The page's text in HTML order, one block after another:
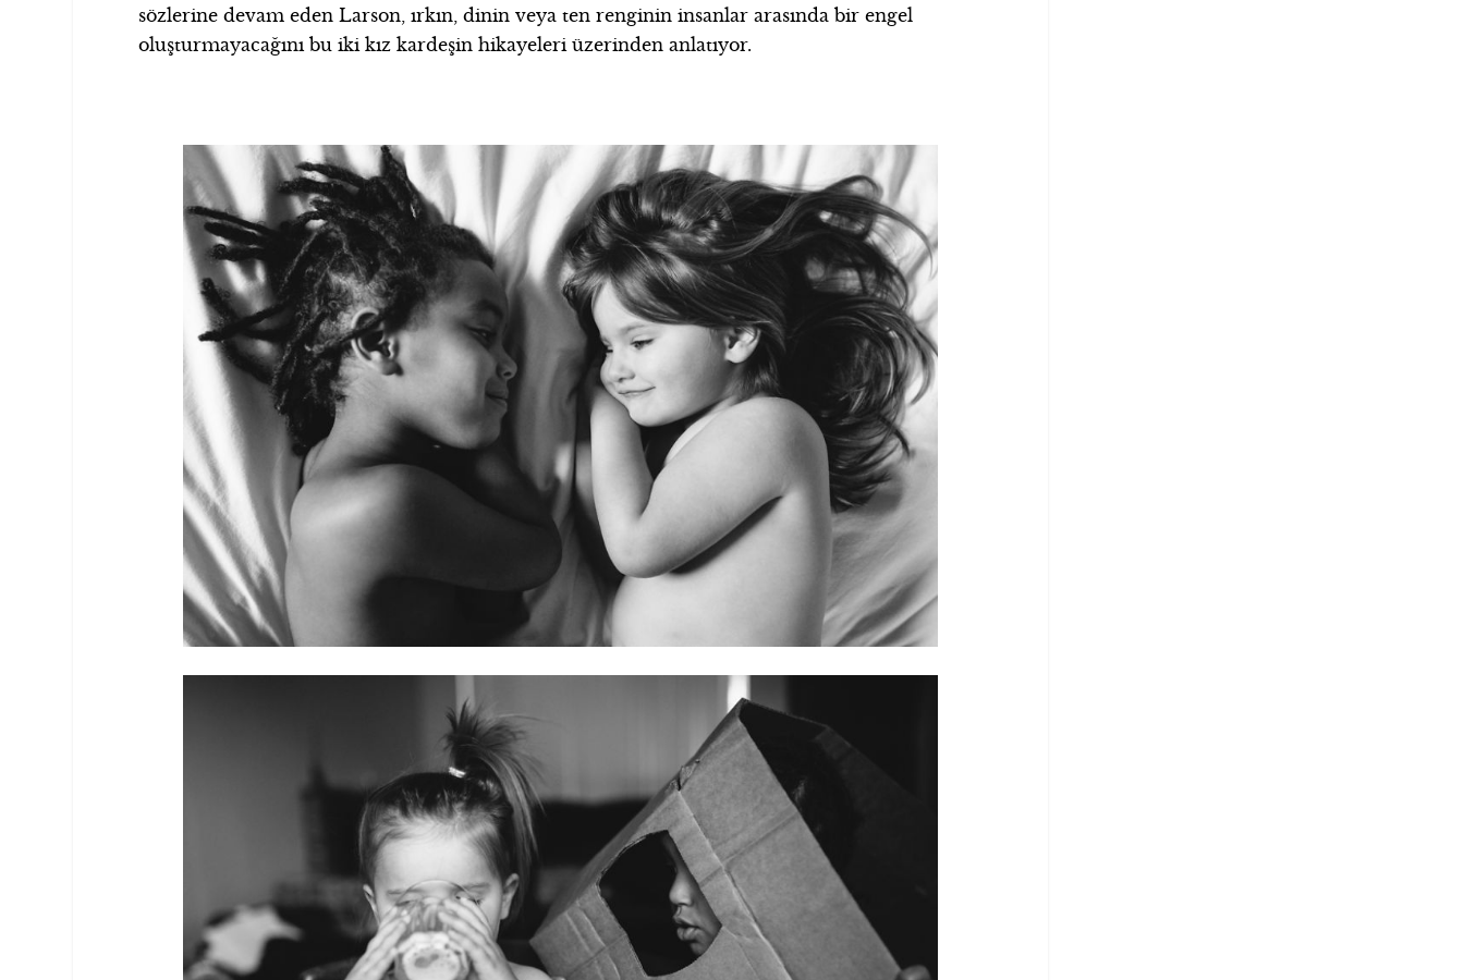
sözlerine devam eden Larson, ırkın, dinin veya ten renginin insanlar arasında bir engel
oluşturmayacağını bu iki kız kardeşin hikayeleri üzerinden anlatıyor.